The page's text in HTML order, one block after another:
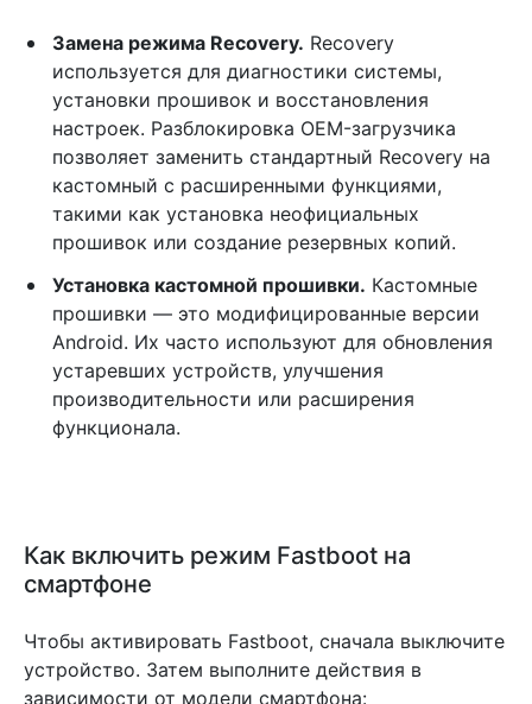
Замена режима Recovery. Recovery
используется для диагностики системы,
установки прошивок и восстановления
настроек. Разблокировка OEM-загрузчика
позволяет заменить стандартный Recovery на
кастомный с расширенными функциями,
такими как установка неофициальных
прошивок или создание резервных копий.
Установка кастомной прошивки. Кастомные
прошивки — это модифицированные версии
Android. Их часто используют для обновления
устаревших устройств, улучшения
производительности или расширения
функционала.
Как включить режим Fastboot на
смартфоне
Чтобы активировать Fastboot, сначала выключите
устройство. Затем выполните действия в
зависимости от модели смартфона: